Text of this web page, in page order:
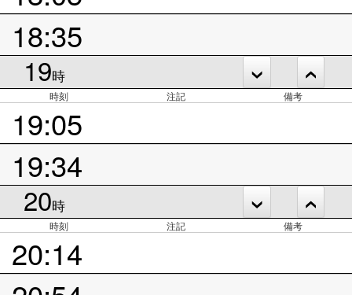
18:35
19時
時刻 注記 備考
19:05
19:34
20時
時刻 注記 備考
20:14